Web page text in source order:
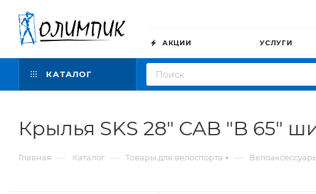
АКЦИИ УСЛУГИ
КАТАЛОГ
Крылья SKS 28" CAB "B 65"
Главная — Каталог — Товары для велоспорта —